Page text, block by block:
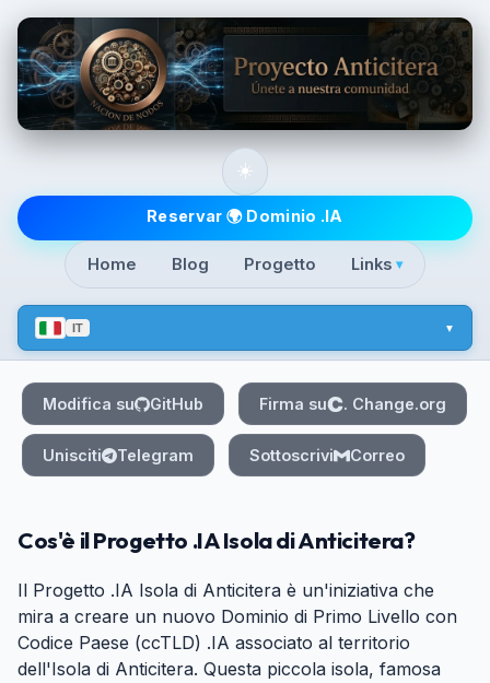
Top level
Home Blog Progetto Links ▾
IT
☀️
Reservar 🌍 Dominio .IA
Modifica su GitHub Firma su . Change.org
Unisciti Telegram Sottoscrivi Correo
Cos'è il Progetto .IA Isola di Anticitera?
Il Progetto .IA Isola di Anticitera è un'iniziativa che
mira a creare un nuovo Dominio di Primo Livello con
Codice Paese (ccTLD) .IA associato al territorio
dell'Isola di Anticitera. Questa piccola isola, famosa